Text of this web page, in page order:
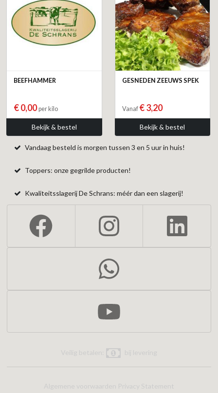
BEEFHAMMER
€ 0,00per kilo
Bekijk & bestel
GESNEDEN ZEEUWS SPEK
Vanaf € 3,20
Bekijk & bestel
Vandaag besteld is morgen tussen 3 en 5 uur in huis!
Toppers: onze gegrilde producten!
Kwaliteitsslagerij De Schrans: méér dan een slagerij!